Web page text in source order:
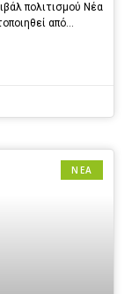
πολιτισμού Νέα
από…
ΝΕΑ